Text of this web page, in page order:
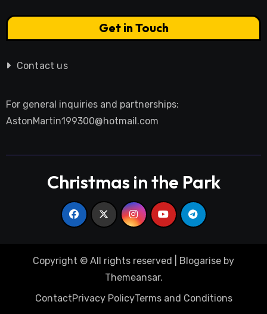
Get in Touch
Contact us
For general inquiries and partnerships:
AstonMartin199300@hotmail.com
Christmas in the Park
Copyright © All rights reserved Blogarise by
Themeansar.
ContactPrivacy PolicyTerms and Conditions